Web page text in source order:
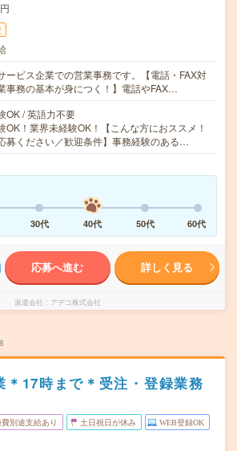
ービス企業での営業事務です。【電話・FAX対
事務の基本が身につく！】電話やFAX…
OK / 英語力不要
OK！業界未経験OK！【こんな方におススメ！
募ください／歓迎条件】事務経験のある…
30代 40代 50代 60代
応募へ進む 詳しく見る
派遣会社 アデコ株式会社
＊17時まで＊受注・登録業務
費別途支給あり 土日祝日が休み WEB登録OK